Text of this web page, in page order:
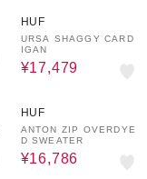
HUF
URSA SHAGGY CARD
IGAN
¥17,479
HUF
ANTON ZIP OVERDYE
D SWEATER
¥16,786